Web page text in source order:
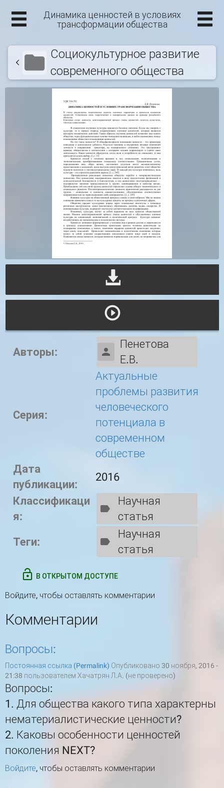
Динамика ценностей в условиях
трансформации общества
Социокультурное развитие
современного общества
Авторы:
Пенетова
Е.В.
Серия:
Актуальные
проблемы развития
человеческого
потенциала в
современном
обществе
Дата
публикации:
2016
Классификаци
я:
Научная
статья
Теги:
Научная
статья
В ОТКРЫТОМ ДОСТУПЕ
Войдите, чтобы оставлять комментарии
Комментарии
Вопросы:
Постоянная ссылка (Permalink) Опубликовано 30 ноября, 2016 -
21:38 пользователем Хачатрян Л.А. (не проверено)
Вопросы:
1. Для общества какого типа характерны
нематериалистические ценности?
2. Каковы особенности ценностей
поколения NEXT?
Войдите, чтобы оставлять комментарии